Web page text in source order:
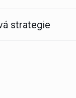
strategie